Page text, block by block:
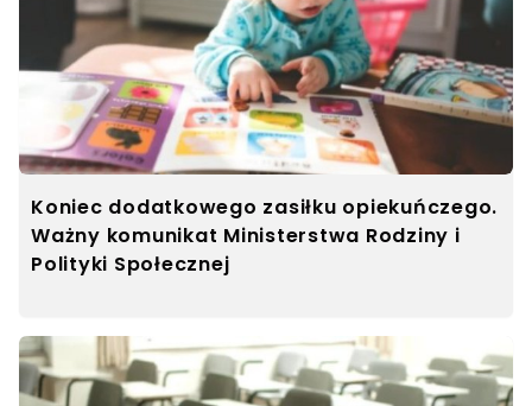
Koniec dodatkowego zasiłku opiekuńczego.
Ważny komunikat Ministerstwa Rodziny i
Polityki Społecznej